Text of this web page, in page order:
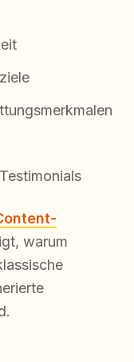
warum